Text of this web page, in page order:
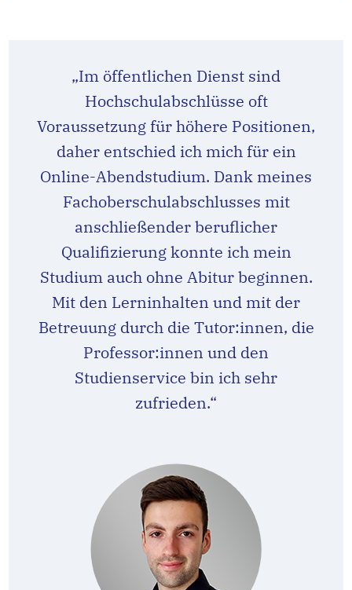
„Im öffentlichen Dienst sind
Hochschulabschlüsse oft
Voraussetzung für höhere Positionen,
daher entschied ich mich für ein
Online-Abendstudium. Dank meines
Fachoberschulabschlusses mit
anschließender beruflicher
Qualifizierung konnte ich mein
Studium auch ohne Abitur beginnen.
Mit den Lerninhalten und mit der
Betreuung durch die Tutor:innen, die
Professor:innen und den
Studienservice bin ich sehr
zufrieden.“